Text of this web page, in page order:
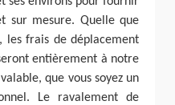
sur mesure. Quelle que
les frais de déplacement
entièrement à notre
que vous soyez un
Le ravalement de